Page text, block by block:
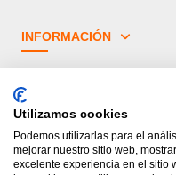
INFORMACIÓN
PRINCIPALES
Utilizamos cookies
Podemos utilizarlas para el
mejorar nuestro sitio web,
excelente experiencia en el sitio